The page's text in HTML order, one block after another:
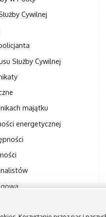
Cywilnej
Służby Cywilnej
majątku
energetycznej